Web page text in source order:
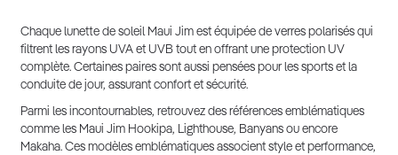
Chaque lunette de soleil Maui Jim est équipée de verres polarisés qui
filtrent les rayons UVA et UVB tout en offrant une protection UV
complète. Certaines paires sont aussi pensées pour les sports et la
conduite de jour, assurant confort et sécurité.
Parmi les incontournables, retrouvez des références emblématiques
comme les Maui Jim Hookipa, Lighthouse, Banyans ou encore
Makaha. Ces modèles emblématiques associent style et performance,